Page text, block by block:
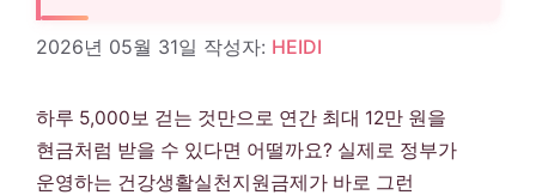
2026년 05월 31일 작성자: HEIDI
하루 5,000보 걷는 것만으로 연간 최대 12만 원을
현금처럼 받을 수 있다면 어떨까요? 실제로 정부가
운영하는 건강생활실천지원금제가 바로 그런